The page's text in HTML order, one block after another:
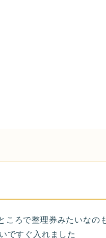
ころで整理券みたいなの
ですぐ入れました